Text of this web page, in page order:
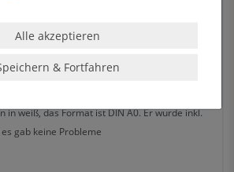
in weiß, das Format ist DIN A0. Er wurde inkl.
gab keine Probleme
Alle akzeptieren
& Fortfahren